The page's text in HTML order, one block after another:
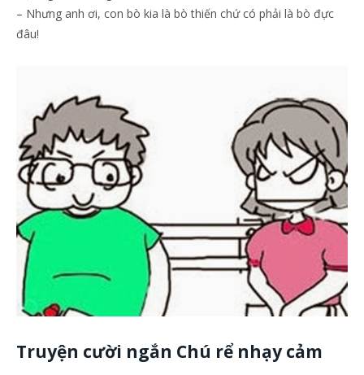
– Nhưng anh ơi, con bò kia là bò thiến chứ có phải là bò đực
đâu!
Truyện cười ngắn Chú rể nhạy cảm